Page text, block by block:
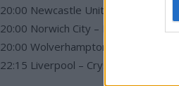
20:00 Newcastle United – Aston Villa
20:00 Norwich City – Everton
20:00 Wolverhampton – Bournemouth
22:15 Liverpool – Crystal Palace